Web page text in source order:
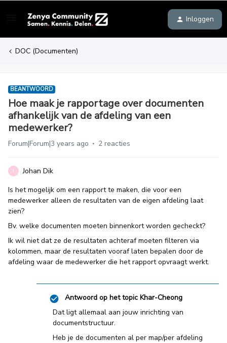
Inloggen
DOC (Documenten)
BEANTWOORD
Hoe maak je rapportage over documenten
afhankelijk van de afdeling van een
medewerker?
Forum|Forum|3 years ago 2 reacties
J
Johan Dik
Is het mogelijk om een rapport te maken, die voor een
medewerker alleen de resultaten van de eigen afdeling laat
zien?
Bv. welke documenten moeten binnenkort worden gecheckt?
Ik wil niet dat ze de resultaten achteraf moeten filteren via
kolommen, maar de resultaten vooraf laten bepalen door de
afdeling waar de medewerker die het rapport opvraagt werkt.
Antwoord op het topic Khar-Cheong
Dat ligt allemaal aan jouw inrichting van
documentstructuur.
Heb je de documenten al per map/per afdeling